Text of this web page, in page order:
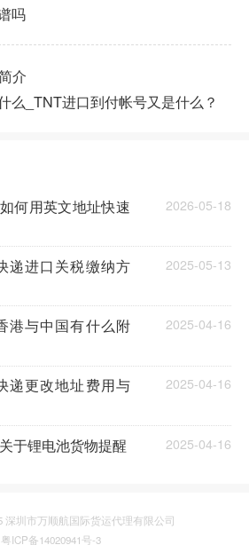
吗
介
么_TNT进口到付帐号又是什么？
何用英文地址快速
2026-05-18
递进口关税缴纳方
2025-05-13
港与中国有什么附
2025-04-16
递更改地址费用与
2025-04-16
于锂电池货物提醒 2025-04-16
深圳市万顺航国际货运代理有限公司
粤ICP备14020941号-3